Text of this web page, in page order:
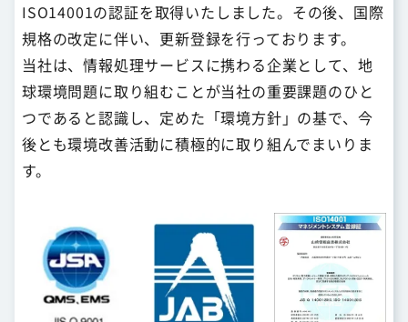
ISO14001の認証を取得いたしました。その後、国際
規格の改定に伴い、更新登録を行っております。
当社は、情報処理サービスに携わる企業として、地
球環境問題に取り組むことが当社の重要課題のひと
つであると認識し、定めた「環境方針」の基で、今
後とも環境改善活動に積極的に取り組んでまいりま
す。